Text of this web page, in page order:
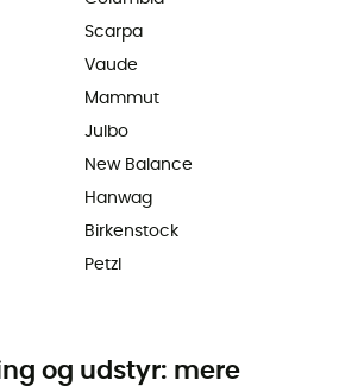
Scarpa
Vaude
Mammut
Julbo
New Balance
Hanwag
Birkenstock
Petzl
og udstyr: mere